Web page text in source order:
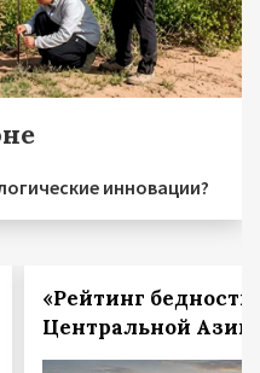
инновации?
«Рейтинг
Центральной Азии